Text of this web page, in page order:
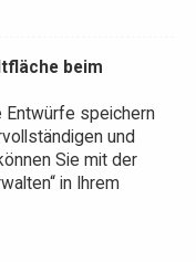
beim
Entwürfe speichern
und
Sie mit der
in Ihrem